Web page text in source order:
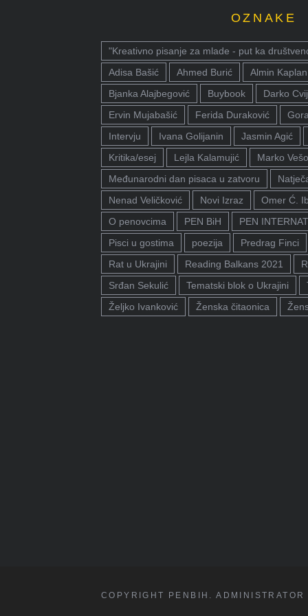
OZNAKE
"Kreativno pisanje za mlade - put ka
Adisa Bašić
Ahmed Burić Almin Kaplan
Bjanka Alajbegović
Buybook Darko
Ervin Mujabašić
Ferida Duraković
Intervju
Ivana Golijanin Jasmin Agić
Kritika/esej
Lejla Kalamujić Marko
Međunarodni dan pisaca u zatvoru
Nenad Veličković
Novi Izraz
Omer Ć.
O penovcima
PEN BiH
PEN
Pisci u gostima
poezija Predrag Finci
Rat u Ukrajini
Reading Balkans 2021
Srđan Sekulić
Tematski blok o Ukrajini
Željko Ivanković
Ženska čitaonica
COPYRIGHT PENBIH.